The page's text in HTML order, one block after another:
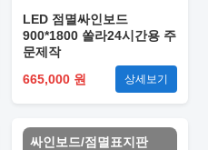
LED 점멸싸인보드
900*1800 쏠라24시간용 주
문제작
665,000 원
상세보기
싸인보드/점멸표지판